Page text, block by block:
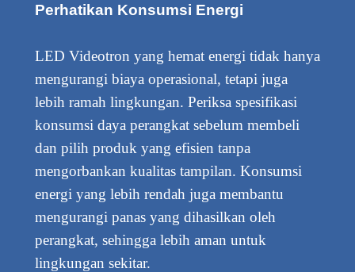
Perhatikan Konsumsi Energi
LED Videotron yang hemat energi tidak hanya
mengurangi biaya operasional, tetapi juga
lebih ramah lingkungan. Periksa spesifikasi
konsumsi daya perangkat sebelum membeli
dan pilih produk yang efisien tanpa
mengorbankan kualitas tampilan. Konsumsi
energi yang lebih rendah juga membantu
mengurangi panas yang dihasilkan oleh
perangkat, sehingga lebih aman untuk
lingkungan sekitar.